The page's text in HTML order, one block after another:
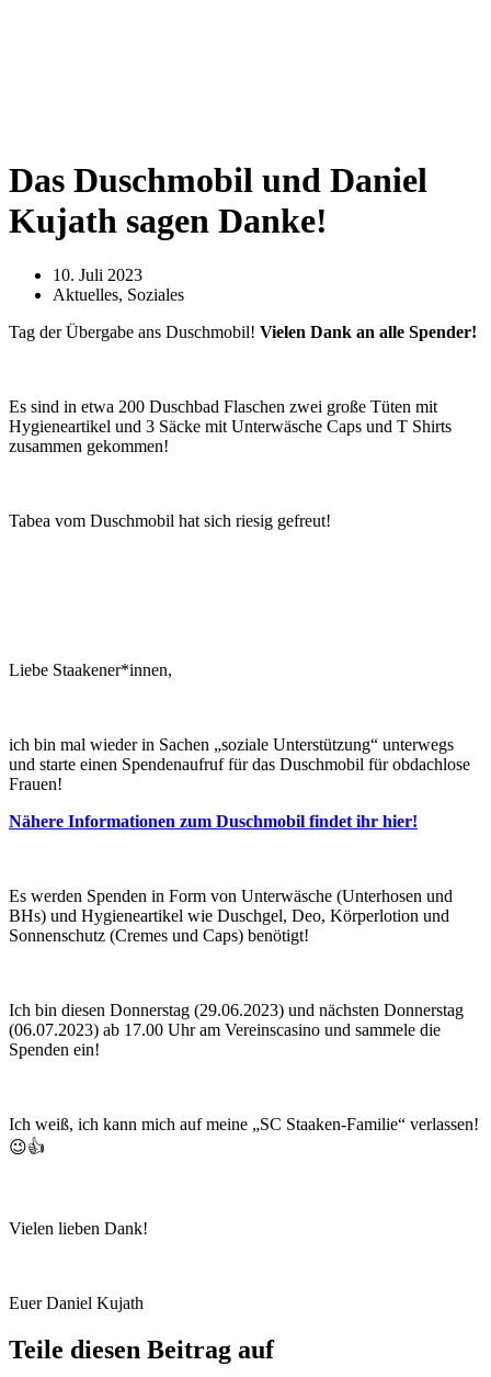
Das Duschmobil und Daniel
Kujath sagen Danke!
10. Juli 2023
Aktuelles, Soziales
Tag der Übergabe ans Duschmobil! Vielen Dank an alle Spender!
Es sind in etwa 200 Duschbad Flaschen zwei große Tüten mit
Hygieneartikel und 3 Säcke mit Unterwäsche Caps und T Shirts
zusammen gekommen!
Tabea vom Duschmobil hat sich riesig gefreut!
Liebe Staakener*innen,
ich bin mal wieder in Sachen „soziale Unterstützung“ unterwegs
und starte einen Spendenaufruf für das Duschmobil für obdachlose
Frauen!
Nähere Informationen zum Duschmobil findet ihr hier!
Es werden Spenden in Form von Unterwäsche (Unterhosen und
BHs) und Hygieneartikel wie Duschgel, Deo, Körperlotion und
Sonnenschutz (Cremes und Caps) benötigt!
Ich bin diesen Donnerstag (29.06.2023) und nächsten Donnerstag
(06.07.2023) ab 17.00 Uhr am Vereinscasino und sammele die
Spenden ein!
Ich weiß, ich kann mich auf meine „SC Staaken-Familie“ verlassen!
😉👍
Vielen lieben Dank!
Euer Daniel Kujath
Teile diesen Beitrag auf